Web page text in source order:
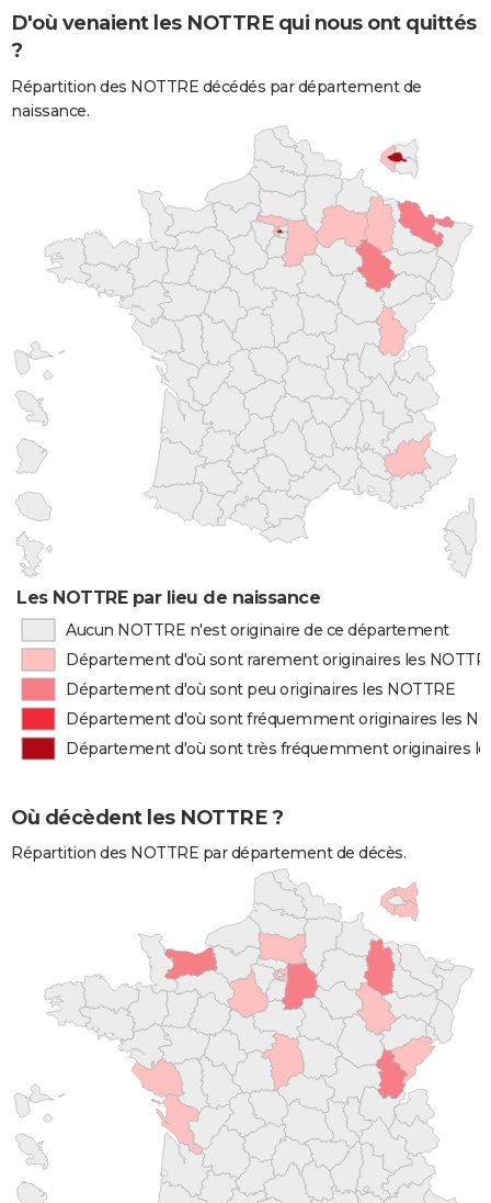
D'où venaient les NOTTRE qui nous ont quittés
?
Répartition des NOTTRE décédés par département de
naissance.
Les NOTTRE par lieu de naissance
Aucun NOTTRE n'est originaire de ce département
Département d'où sont rarement originaires les
Département d'où sont peu originaires les NOTTRE
Département d'où sont fréquemment originaires les
Département d'où sont très fréquemment originaires
Où décèdent les NOTTRE ?
Répartition des NOTTRE par département de décès.